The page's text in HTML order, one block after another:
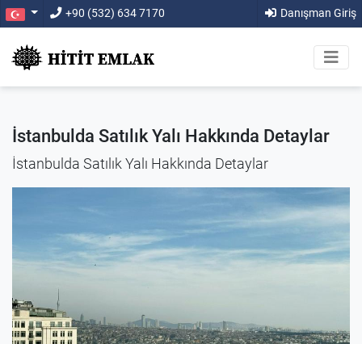
+90 (532) 634 7170 Danışman Giriş
İstanbulda Satılık Yalı Hakkında Detaylar
İstanbulda Satılık Yalı Hakkında Detaylar